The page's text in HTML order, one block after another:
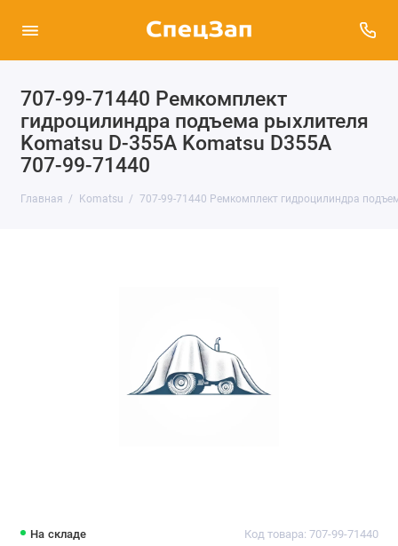
707-99-71440 Ремкомплект
гидроцилиндра подъема рыхлителя
Komatsu D-355A Komatsu D355A
707-99-71440
Главная Komatsu 707-99-71440 Ремкомплект гидроцилиндра
На складе Код товара: 707-99-71440